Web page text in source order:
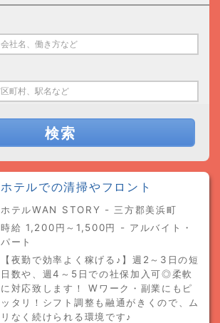
検索
ホテルでの清掃やフロント
ホテルWAN STORY - 三方郡美浜町
時給 1,200円～1,500円 - アルバイト・
パート
【夜勤で効率よく稼げる♪】週2～3日の短
日数や、週4～5日での社保加入可◎柔軟
に対応致します！ Wワーク・副業にもピ
ッタリ！シフト調整も融通がきくので、ム
リなく続けられる環境です♪